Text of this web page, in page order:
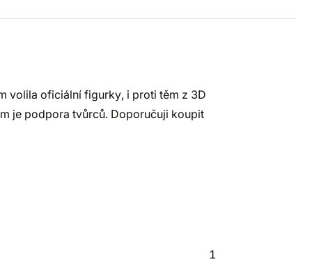
volila oficiální figurky, i proti těm z 3D
je podpora tvůrců. Doporučuji koupit
1